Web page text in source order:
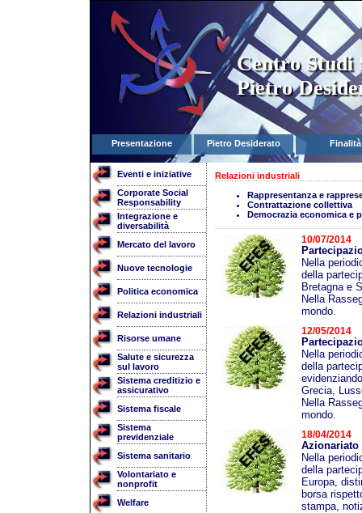
Centro Studi
Pietro
Presentazione Pietro Desiderato Finalità
Eventi e iniziative
Corporate Social
Responsability
Integrazione e
diversabilità
Mercato del lavoro
Nuove tecnologie
Politica economica
Relazioni industriali
Risorse umane
Salute e sicurezza
sul lavoro
Sistema creditizio e
assicurativo
Sistema fiscale
Sistema
previdenziale
Sistema sanitario
Volontariato e
nonprofit
Welfare
Relazioni industriali
Rappresentanza e
Contrattazione collettiva
Democrazia economica e
10/07/2014
Nella
della
Bretagna e
Nella
mondo.
12/05/2014
Nella
della
Grecia,
Nella
mondo.
18/04/2014
Azionariato
Nella
della
Europa,
borsa
stampa,